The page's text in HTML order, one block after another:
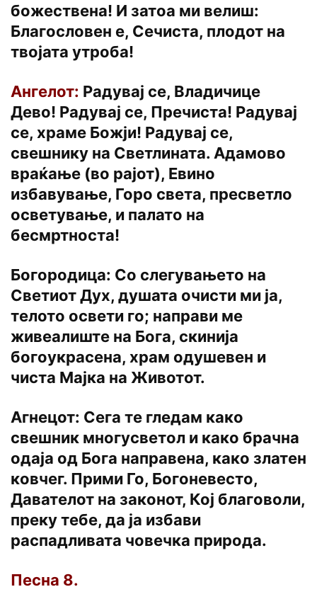
божествена! И затоа ми велиш:
Благословен е, Сечиста, плодот на
твојата утроба!
Ангелот: Радувај се, Владичице
Дево! Радувај се, Пречиста! Радувај
се, храме Божји! Радувај се,
свешнику на Светлината. Адамово
враќање (во рајот), Евино
избавување, Горо света, пресветло
осветување, и палато на
бесмртноста!
Богородица: Со слегувањето на
Светиот Дух, душата очисти ми ја,
телото освети го; направи ме
живеалиште на Бога, скинија
богоукрасена, храм одушевен и
чиста Мајка на Животот.
Агнецот: Сега те гледам како
свешник многусветол и како брачна
одаја од Бога направена, како златен
ковчег. Прими Го, Богоневесто,
Давателот на законот, Кој благоволи,
преку тебе, да ја избави
распадливата човечка природа.
Песна 8.